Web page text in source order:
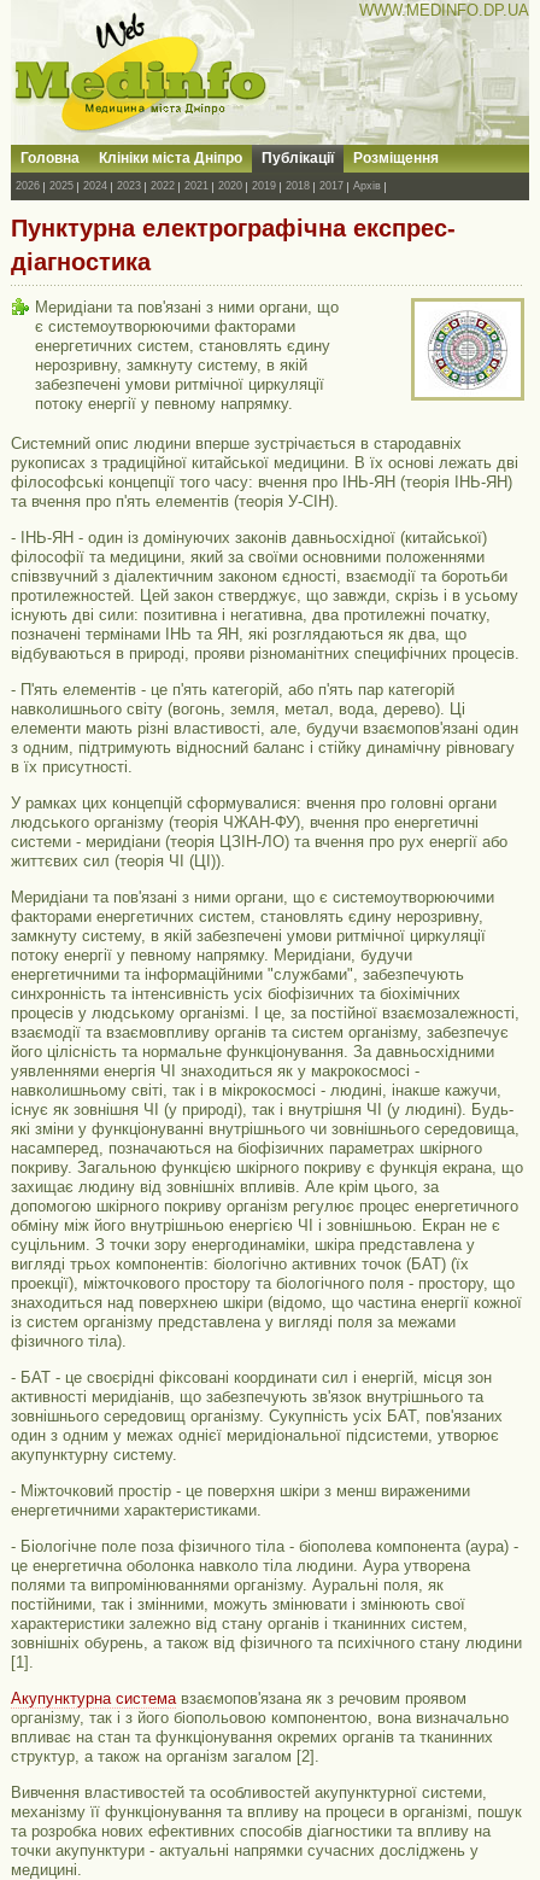
WWW.MEDINFO.DP.UA
Головна Клініки міста Дніпро Публікації Розміщення
2026 2025 2024 2023 2022 2021 2020 2019 2018 2017 Архів
Пунктурна електрографічна експрес-
діагностика
Меридіани та пов'язані з ними органи, що
є системоутворюючими факторами
енергетичних систем, становлять єдину
нерозривну, замкнуту систему, в якій
забезпечені умови ритмічної циркуляції
потоку енергії у певному напрямку.
Системний опис людини вперше зустрічається в стародавніх
рукописах з традиційної китайської медицини. В їх основі лежать дві
філософські концепції того часу: вчення про ІНЬ-ЯН (теорія ІНЬ-ЯН)
та вчення про п'ять елементів (теорія У-СІН).
- ІНЬ-ЯН - один із домінуючих законів давньосхідної (китайської)
філософії та медицини, який за своїми основними положеннями
співзвучний з діалектичним законом єдності, взаємодії та боротьби
протилежностей. Цей закон стверджує, що завжди, скрізь і в усьому
існують дві сили: позитивна і негативна, два протилежні початку,
позначені термінами ІНЬ та ЯН, які розглядаються як два, що
відбуваються в природі, прояви різноманітних специфічних процесів.
- П'ять елементів - це п'ять категорій, або п'ять пар категорій
навколишнього світу (вогонь, земля, метал, вода, дерево). Ці
елементи мають різні властивості, але, будучи взаємопов'язані один
з одним, підтримують відносний баланс і стійку динамічну рівновагу
в їх присутності.
У рамках цих концепцій сформувалися: вчення про головні органи
людського організму (теорія ЧЖАН-ФУ), вчення про енергетичні
системи - меридіани (теорія ЦЗІН-ЛО) та вчення про рух енергії або
життєвих сил (теорія ЧІ (ЦІ)).
Меридіани та пов'язані з ними органи, що є системоутворюючими
факторами енергетичних систем, становлять єдину нерозривну,
замкнуту систему, в якій забезпечені умови ритмічної циркуляції
потоку енергії у певному напрямку. Меридіани, будучи
енергетичними та інформаційними "службами", забезпечують
синхронність та інтенсивність усіх біофізичних та біохімічних
процесів у людському організмі. І це, за постійної взаємозалежності,
взаємодії та взаємовпливу органів та систем організму, забезпечує
його цілісність та нормальне функціонування. За давньосхідними
уявленнями енергія ЧІ знаходиться як у макрокосмосі -
навколишньому світі, так і в мікрокосмосі - людині, інакше кажучи,
існує як зовнішня ЧІ (у природі), так і внутрішня ЧІ (у людині). Будь-
які зміни у функціонуванні внутрішнього чи зовнішнього середовища,
насамперед, позначаються на біофізичних параметрах шкірного
покриву. Загальною функцією шкірного покриву є функція екрана, що
захищає людину від зовнішніх впливів. Але крім цього, за
допомогою шкірного покриву організм регулює процес енергетичного
обміну між його внутрішньою енергією ЧІ і зовнішньою. Екран не є
суцільним. З точки зору енергодинаміки, шкіра представлена ​​у
вигляді трьох компонентів: біологічно активних точок (БАТ) (їх
проекції), міжточкового простору та біологічного поля - простору, що
знаходиться над поверхнею шкіри (відомо, що частина енергії кожної
із систем організму представлена ​​у вигляді поля за межами
фізичного тіла).
- БАТ - це своєрідні фіксовані координати сил і енергій, місця зон
активності меридіанів, що забезпечують зв'язок внутрішнього та
зовнішнього середовищ організму. Сукупність усіх БАТ, пов'язаних
один з одним у межах однієї меридіональної підсистеми, утворює
акупунктурну систему.
- Міжточковий простір - це поверхня шкіри з менш вираженими
енергетичними характеристиками.
- Біологічне поле поза фізичного тіла - біополева компонента (аура) -
це енергетична оболонка навколо тіла людини. Аура утворена
полями та випромінюваннями організму. Ауральні поля, як
постійними, так і змінними, можуть змінювати і змінюють свої
характеристики залежно від стану органів і тканинних систем,
зовнішніх обурень, а також від фізичного та психічного стану людини
[1].
Акупунктурна системавзаємопов'язана як з речовим проявом
організму, так і з його біопольовою компонентою, вона визначально
впливає на стан та функціонування окремих органів та тканинних
структур, а також на організм загалом [2].
Вивчення властивостей та особливостей акупунктурної системи,
механізму її функціонування та впливу на процеси в організмі, пошук
та розробка нових ефективних способів діагностики та впливу на
точки акупунктури - актуальні напрямки сучасних досліджень у
медицині.